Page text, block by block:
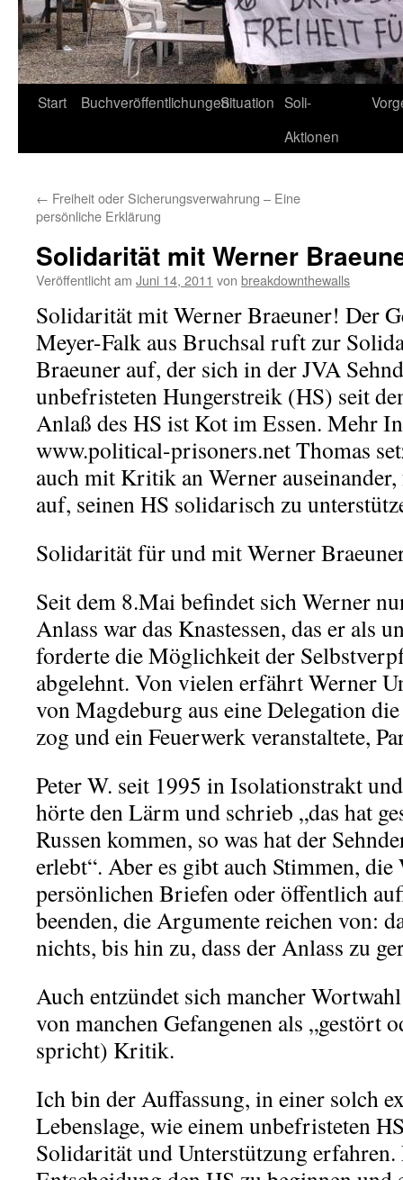
Start BuchveröffentlichungenSituation Soli-
Aktionen
← Freiheit oder Sicherungsverwahrung – Eine
persönliche Erklärung
Solidarität mit Werner
Veröffentlicht am Juni 14, 2011 von breakdownthewalls
Solidarität mit Werner Braeuner! Der
Meyer-Falk aus Bruchsal ruft zur
Braeuner auf, der sich in der JVA
unbefristeten Hungerstreik (HS) seit
Anlaß des HS ist Kot im Essen. Mehr
www.political-prisoners.net Thomas
auch mit Kritik an Werner
auf, seinen HS solidarisch zu
Solidarität für und mit Werner
Seit dem 8.Mai befindet sich Werner
Anlass war das Knastessen, das er als
forderte die Möglichkeit der
abgelehnt. Von vielen erfährt Werner
von Magdeburg aus eine Delegation
zog und ein Feuerwerk veranstaltete,
Peter W. seit 1995 in Isolationstrakt
hörte den Lärm und schrieb „das hat
Russen kommen, so was hat der
erlebt“. Aber es gibt auch Stimmen,
persönlichen Briefen oder öffentlich
beenden, die Argumente reichen von:
nichts, bis hin zu, dass der Anlass zu
Auch entzündet sich mancher
von manchen Gefangenen als „gestört
spricht) Kritik.
Ich bin der Auffassung, in einer solch
Lebenslage, wie einem unbefristeten
Solidarität und Unterstützung erfahren.